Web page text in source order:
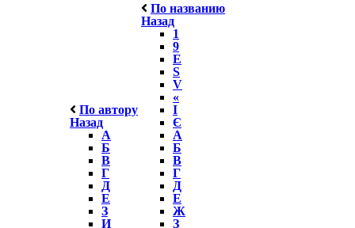
По автору
Назад
А
Б
В
Г
Д
Е
З
И
По названию
Назад
1
9
E
S
V
«
І
Є
А
Б
В
Г
Д
Е
Ж
З